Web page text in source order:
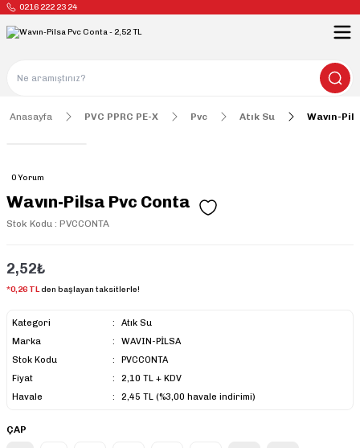
0216 222 23 24
Anasayfa PVC PPRC PE-X Pvc Atık Su Wavın-
0 Yorum
Wavın-Pilsa Pvc Conta
Stok Kodu : PVCCONTA
2,52₺
*0,26 TLden başlayan taksitlerle!
Kategori
Atık Su
Marka
WAVIN-PİLSA
Stok Kodu
PVCCONTA
Fiyat
2,10 TL + KDV
Havale
2,45 TL (%3,00 havale indirimi)
ÇAP